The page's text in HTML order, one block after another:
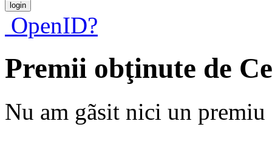
OpenID?
Premii obţinute de
Nu am gãsit nici un premiu